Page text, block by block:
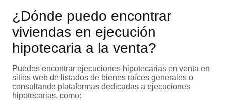
¿Dónde puedo encontrar
viviendas en ejecución
hipotecaria a la venta?
Puedes encontrar ejecuciones hipotecarias en venta en
sitios web de listados de bienes raíces generales o
consultando plataformas dedicadas a ejecuciones
hipotecarias, como: